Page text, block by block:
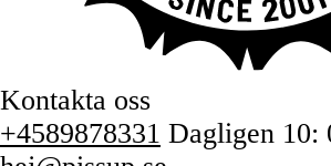
Kontakta oss
+4589878331 Dagligen 10: